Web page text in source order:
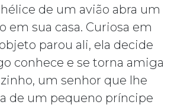
de um avião abra um
em sua casa. Curiosa em
parou ali, ela decide
conhece e se torna amiga
um senhor que lhe
de um pequeno príncipe